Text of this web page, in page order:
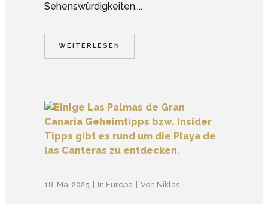
Sehenswürdigkeiten....
WEITERLESEN
18. Mai 2025 In Europa Von Niklas